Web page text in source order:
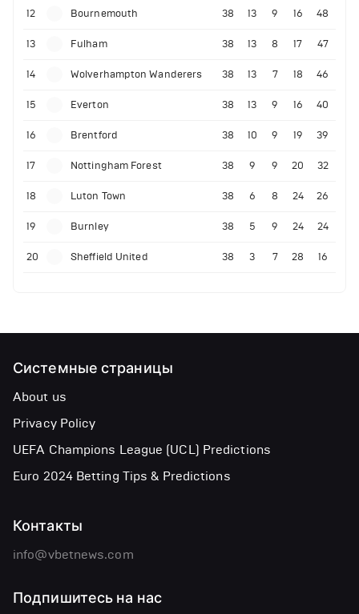
12 Bournemouth 38 13 9 16 48
13 Fulham 38 13 8 17 47
14 Wolverhampton Wanderers 38 13 7 18 46
15 Everton 38 13 9 16 40
16 Brentford 38 10 9 19 39
17 Nottingham Forest 38 9 9 20 32
18 Luton Town 38 6 8 24 26
19 Burnley 38 5 9 24 24
20 Sheffield United 38 3 7 28 16
Системные страницы
About us
Privacy Policy
UEFA Champions League (UCL) Predictions
Euro 2024 Betting Tips & Predictions
Контакты
info@vbetnews.com
Подпишитесь на нас